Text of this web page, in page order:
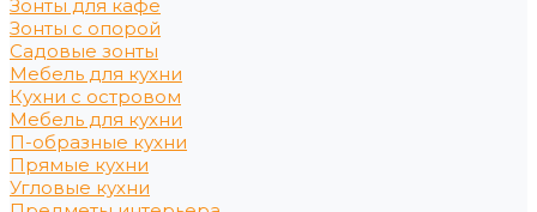
Зонты для кафе
Зонты с опорой
Садовые зонты
Мебель для кухни
Кухни с островом
Мебель для кухни
П-образные кухни
Прямые кухни
Угловые кухни